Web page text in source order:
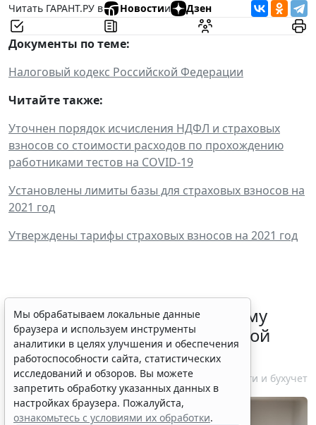
Читать ГАРАНТ.РУ в
Новостии Дзен
Документы по теме:
Налоговый кодекс Российской Федерации
Читайте также:
Уточнен порядок исчисления НДФЛ и страховых
взносов со стоимости расходов по прохождению
работниками тестов на COVID-19
Установлены лимиты базы для страховых взносов на
2021 год
Утверждены тарифы страховых взносов на 2021 год
ФНС России рассказала малому
бизнесу о порядке упрощенной
ликвидации компании
7 августа 2026 18:16 Налоги и бухучет
Мы обрабатываем локальные данные
браузера и используем инструменты
аналитики в целях улучшения и обеспечения
работоспособности сайта, статистических
исследований и обзоров. Вы можете
запретить обработку указанных данных в
настройках браузера. Пожалуйста,
ознакомьтесь с условиями их обработки.